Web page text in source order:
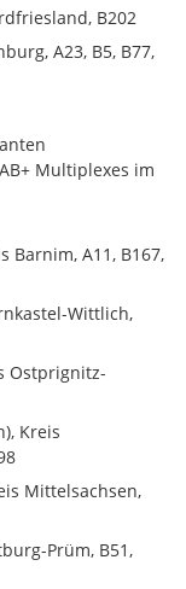
B202
A23, B5, B77,
Multiplexes im
Barnim, A11, B167,
Wittlich,
Ostprignitz-
Kreis
Mittelsachsen,
Prüm, B51,